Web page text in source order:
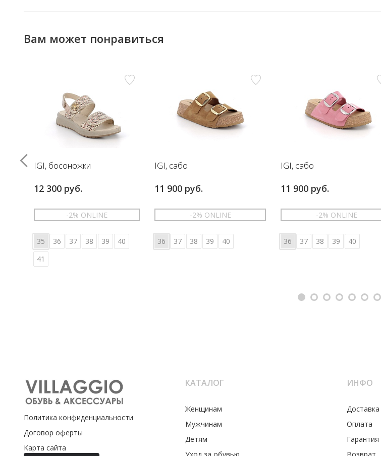
Вам может понравиться
IGI, босоножки
12 300 руб.
-2% ONLINE
35 36 37 38 39
40
41
IGI, сабо
11 900 руб.
-2% ONLINE
36 37 38 39 40
IGI, сабо
11 900 руб.
-2% ONLINE
36 37 38 39 40
Политика конфиденциальности
Договор оферты
Карта сайта
КАТАЛОГ
Женщинам
Мужчинам
Детям
ИНФО
Доставка
Оплата
Гарантия